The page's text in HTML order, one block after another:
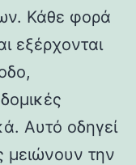
Κάθε φορά
εξέρχονται
Αυτό οδηγεί
μειώνουν την